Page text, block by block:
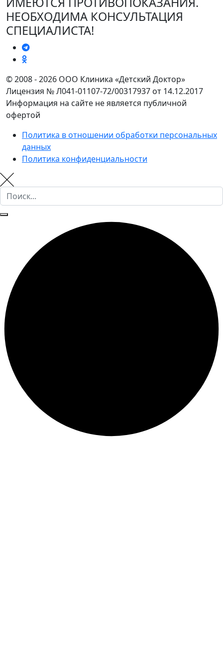
НЕОБХОДИМА КОНСУЛЬТАЦИЯ
СПЕЦИАЛИСТА!
© 2008 - 2026 ООО Клиника «Детский Доктор»
Лицензия № Л041-01107-72/00317937 от 14.12.2017
Информация на сайте не является публичной
офертой
Политика в отношении обработки персональных
данных
Политика конфиденциальности